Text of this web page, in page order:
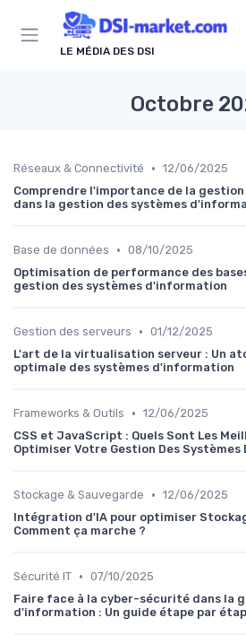
LE MÉDIA DES DSI
Octobre
Réseaux & Connectivité • 12/06/2025
Comprendre l'importance de la
dans la gestion des systèmes
Base de données • 08/10/2025
Optimisation de performance des
gestion des systèmes d'information
Gestion des serveurs • 01/12/2025
L'art de la virtualisation serveur : Un
optimale des systèmes d'information
Frameworks & Outils • 12/06/2025
CSS et JavaScript : Quels Sont Les
Optimiser Votre Gestion Des
Stockage & Sauvegarde • 12/06/2025
Intégration d'IA pour optimiser
Comment ça marche ?
Sécurité IT • 07/10/2025
Faire face à la cyber-sécurité dans la
d'information : Un guide étape par
Panneau de gestion des cookies